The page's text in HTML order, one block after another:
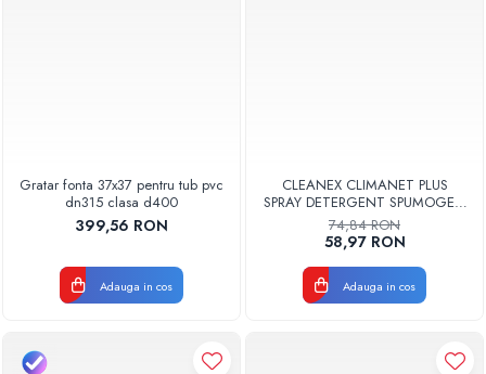
Gratar fonta 37x37 pentru tub pvc
dn315 clasa d400
399,56 RON
Adauga in cos
CLEANEX CLIMANET PLUS
SPRAY DETERGENT SPUMOGEN
PENTRU CURATAREA
APARATELOR DE AER
CONDITIONAT
CLINETPLUS0600
74,84 RON
58,97 RON
Adauga in cos